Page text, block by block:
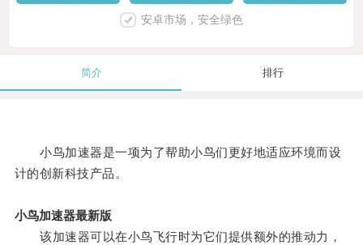
安卓市场，安全绿色
简介 排行
小鸟加速器是一项为了帮助小鸟们更好地适应环境而设
计的创新科技产品。
小鸟加速器最新版
该加速器可以在小鸟飞行时为它们提供额外的推动力，